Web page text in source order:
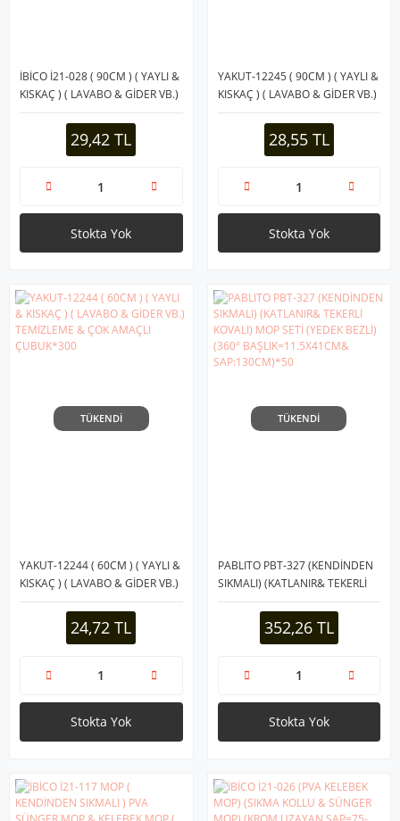
İBİCO İ21-028 ( 90CM ) ( YAYLI &
KISKAÇ ) ( LAVABO & GİDER VB.)
TEMİZLEME & ÇOK AMAÇLI
ÇUBUK*5X5029,42 TL
Stokta Yok
YAKUT-12245 ( 90CM ) ( YAYLI &
KISKAÇ ) ( LAVABO & GİDER VB.)
TEMİZLEME & ÇOK AMAÇLI
ÇUBUK*20028,55 TL
Stokta Yok
TÜKENDİ
YAKUT-12244 ( 60CM ) ( YAYLI &
KISKAÇ ) ( LAVABO & GİDER VB.)
TEMİZLEME & ÇOK AMAÇLI
ÇUBUK*30024,72 TL
Stokta Yok
TÜKENDİ
PABLITO PBT-327 (KENDİNDEN
SIKMALI) (KATLANIR& TEKERLİ
KOVALI) MOP SETİ (YEDEK
BEZLİ)(360°
BAŞLIK=11.5X41CM&
352,26 TL
Stokta Yok